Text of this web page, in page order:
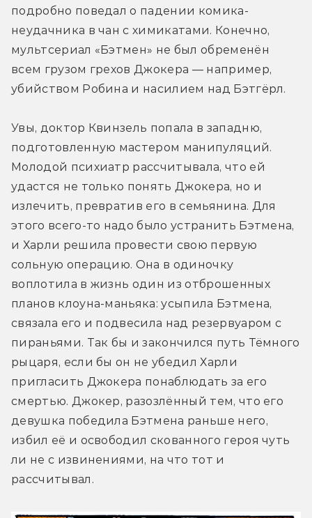
подробно поведал о падении комика-
неудачника в чан с химикатами. Конечно,
мультсериал «Бэтмен» не был обременён
всем грузом грехов Джокера — например,
убийством Робина и насилием над Бэтгёрл.
Увы, доктор Квинзель попала в западню,
подготовленную мастером манипуляций.
Молодой психиатр рассчитывала, что ей
удастся не только понять Джокера, но и
излечить, превратив его в семьянина. Для
этого всего-то надо было устранить Бэтмена,
и Харли решила провести свою первую
сольную операцию. Она в одиночку
воплотила в жизнь один из отброшенных
планов клоуна-маньяка: усыпила Бэтмена,
связала его и подвесила над резервуаром с
пираньями. Так бы и закончился путь Тёмного
рыцаря, если бы он не убедил Харли
пригласить Джокера понаблюдать за его
смертью. Джокер, разозлённый тем, что его
девушка победила Бэтмена раньше него,
избил её и освободил скованного героя чуть
ли не с извинениями, на что тот и
рассчитывал.